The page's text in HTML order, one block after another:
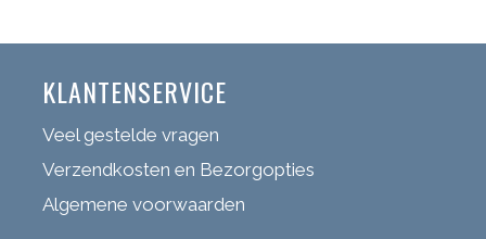
KLANTENSERVICE
Veel gestelde vragen
Verzendkosten en Bezorgopties
Algemene voorwaarden